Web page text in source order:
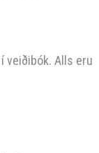
veiðibók. Alls eru